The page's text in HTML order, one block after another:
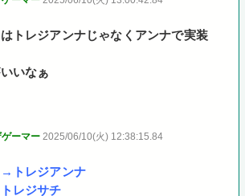
トレジアンナじゃなくアンナで実装
いなぁ
ーマー 2025/06/10(火) 12:38:15.84
→トレジアンナ
レジサチ